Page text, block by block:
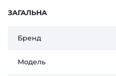
ЗАГАЛЬНА
Бренд
Модель